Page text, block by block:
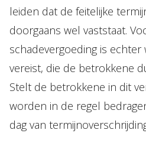
leiden dat de feitelijke
doorgaans wel vaststaat.
schadevergoeding is echter
vereist, die de betrokkene
Stelt de betrokkene in dit
worden in de regel
dag van